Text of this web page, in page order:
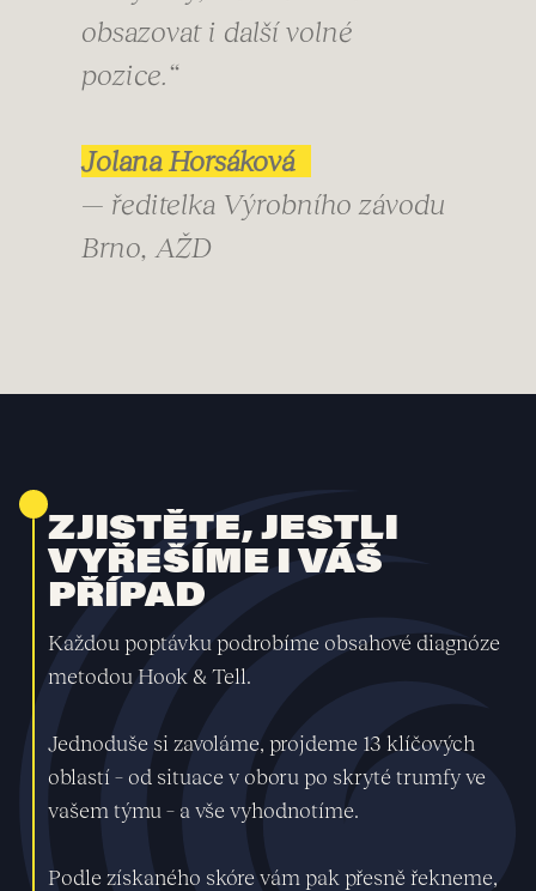
obsazovat i další volné
pozice.“
Jolana Horsáková
— ředitelka Výrobního závodu
Brno, AŽD
ZJISTĚTE, JESTLI
VYŘEŠÍME I VÁŠ
PŘÍPAD
Každou poptávku podrobíme obsahové diagnóze
metodou Hook & Tell.
Jednoduše si zavoláme, projdeme 13 klíčových
oblastí – od situace v oboru po skryté trumfy ve
vašem týmu – a vše vyhodnotíme.
Podle získaného skóre vám pak přesně řekneme,